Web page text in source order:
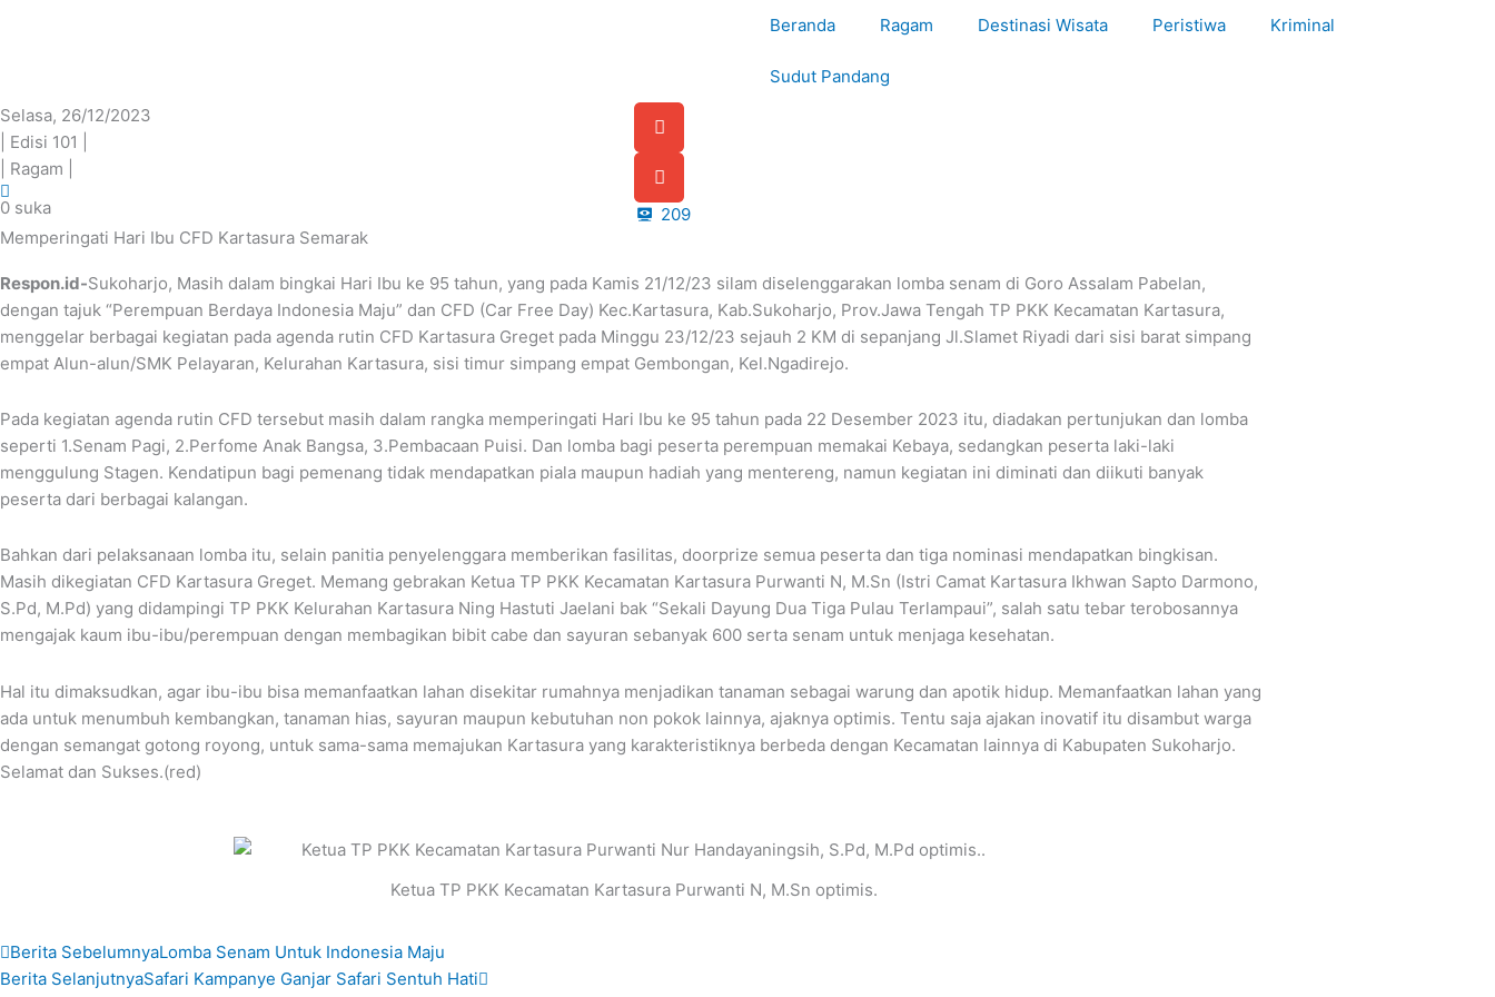
Beranda Ragam Destinasi Wisata Peristiwa Kriminal
Sudut Pandang
Selasa, 26/12/2023
| Edisi 101 |
| Ragam |
0 suka
209
Memperingati Hari Ibu CFD Kartasura Semarak
Respon.id-Sukoharjo, Masih dalam bingkai Hari Ibu ke 95 tahun, yang pada Kamis 21/12/23 silam diselenggarakan lomba senam di Goro Assalam Pabelan,
dengan tajuk “Perempuan Berdaya Indonesia Maju” dan CFD (Car Free Day) Kec.Kartasura, Kab.Sukoharjo, Prov.Jawa Tengah TP PKK Kecamatan Kartasura,
menggelar berbagai kegiatan pada agenda rutin CFD Kartasura Greget pada Minggu 23/12/23 sejauh 2 KM di sepanjang Jl.Slamet Riyadi dari sisi barat simpang
empat Alun-alun/SMK Pelayaran, Kelurahan Kartasura, sisi timur simpang empat Gembongan, Kel.Ngadirejo.
Pada kegiatan agenda rutin CFD tersebut masih dalam rangka memperingati Hari Ibu ke 95 tahun pada 22 Desember 2023 itu, diadakan pertunjukan dan lomba
seperti 1.Senam Pagi, 2.Perfome Anak Bangsa, 3.Pembacaan Puisi. Dan lomba bagi peserta perempuan memakai Kebaya, sedangkan peserta laki-laki
menggulung Stagen. Kendatipun bagi pemenang tidak mendapatkan piala maupun hadiah yang mentereng, namun kegiatan ini diminati dan diikuti banyak
peserta dari berbagai kalangan.
Bahkan dari pelaksanaan lomba itu, selain panitia penyelenggara memberikan fasilitas, doorprize semua peserta dan tiga nominasi mendapatkan bingkisan.
Masih dikegiatan CFD Kartasura Greget. Memang gebrakan Ketua TP PKK Kecamatan Kartasura Purwanti N, M.Sn (Istri Camat Kartasura Ikhwan Sapto Darmono,
S.Pd, M.Pd) yang didampingi TP PKK Kelurahan Kartasura Ning Hastuti Jaelani bak “Sekali Dayung Dua Tiga Pulau Terlampaui”, salah satu tebar terobosannya
mengajak kaum ibu-ibu/perempuan dengan membagikan bibit cabe dan sayuran sebanyak 600 serta senam untuk menjaga kesehatan.
Hal itu dimaksudkan, agar ibu-ibu bisa memanfaatkan lahan disekitar rumahnya menjadikan tanaman sebagai warung dan apotik hidup. Memanfaatkan lahan yang
ada untuk menumbuh kembangkan, tanaman hias, sayuran maupun kebutuhan non pokok lainnya, ajaknya optimis. Tentu saja ajakan inovatif itu disambut warga
dengan semangat gotong royong, untuk sama-sama memajukan Kartasura yang karakteristiknya berbeda dengan Kecamatan lainnya di Kabupaten Sukoharjo.
Selamat dan Sukses.(red)
Ketua TP PKK Kecamatan Kartasura Purwanti N, M.Sn optimis.
Prev
Berita SebelumnyaLomba Senam Untuk Indonesia Maju
Berita SelanjutnyaSafari Kampanye Ganjar Safari Sentuh Hati